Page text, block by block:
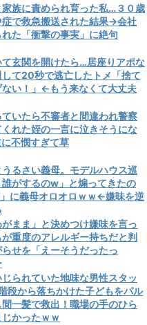
家族に責められ育った私…３０歳
で救急搬送された結果→会社
た「衝撃の事実」に絶句
玄関を開けたら…居座りアポな
て20秒で逃亡したトメ「捨て
い！」←もう来なくて大丈夫
いたら不審者と間違われ警察
れた姪の一言に泣きそうにな
不憫すぎて草
うるさい義母。モデルハウス巡
がするのw」と煽ってきたの
に義母オロオロｗｗ←嫌味を逆
まま」と決めつけ嫌味を言っ
重度のアレルギー持ちだと判
せを「えーそうだったっ
られていた地味な男性スタッ
段から落ちかけた子どもをパル
一髪で救出！職場の手のひら
かったｗｗ